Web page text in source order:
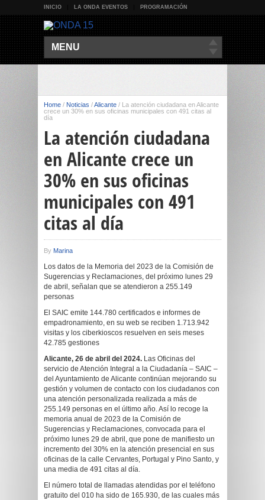
INICIO LA ONDA EVENTOS PROGRAMACIÓN
MENU
Home / Noticias /Alicante / La atención ciudadana en Alicante
crece un 30% en sus oficinas municipales con 491 citas al
día
La atención ciudadana
en Alicante crece un
30% en sus oficinas
municipales con 491
citas al día
By Marina
Los datos de la Memoria del 2023 de la Comisión de
Sugerencias y Reclamaciones, del próximo lunes 29
de abril, señalan que se atendieron a 255.149
personas
El SAIC emite 144.780 certificados e informes de
empadronamiento, en su web se reciben 1.713.942
visitas y los ciberkioscos resuelven en seis meses
42.785 gestiones
Alicante, 26 de abril del 2024. Las Oficinas del
servicio de Atención Integral a la Ciudadanía – SAIC –
del Ayuntamiento de Alicante continúan mejorando su
gestión y volumen de contacto con los ciudadanos con
una atención personalizada realizada a más de
255.149 personas en el último año. Así lo recoge la
memoria anual de 2023 de la Comisión de
Sugerencias y Reclamaciones, convocada para el
próximo lunes 29 de abril, que pone de manifiesto un
incremento del 30% en la atención presencial en sus
oficinas de la calle Cervantes, Portugal y Pino Santo, y
una media de 491 citas al día.
El número total de llamadas atendidas por el teléfono
gratuito del 010 ha sido de 165.930, de las cuales más